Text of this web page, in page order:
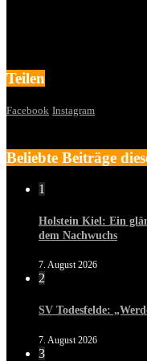
Teilen
Facebook Instagram
Beliebte Beiträge
1
Holstein Kiel: Ein
dem Nachwuchs
7. August 2026
2
SV Todesfelde:
7. August 2026
3